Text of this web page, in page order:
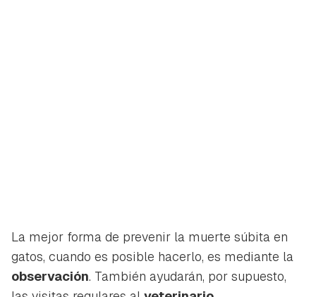
La mejor forma de prevenir la muerte súbita en
gatos, cuando es posible hacerlo, es mediante la
observación. También ayudarán, por supuesto,